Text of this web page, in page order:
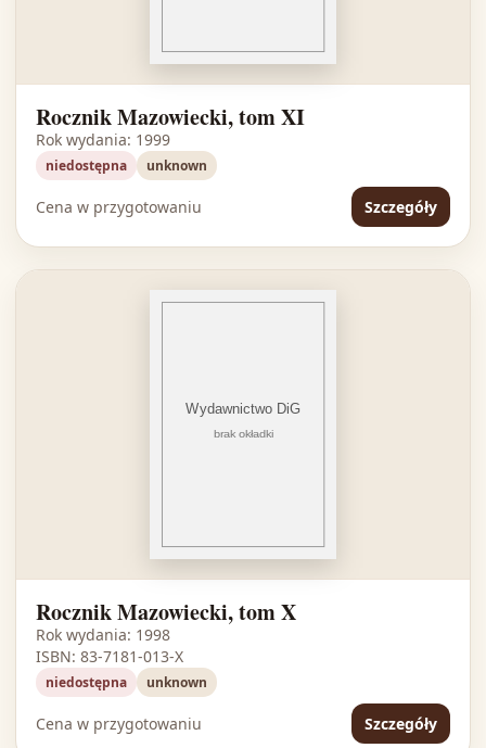
Rocznik Mazowiecki, tom XI
Rok wydania: 1999
niedostępna unknown
Cena w przygotowaniu Szczegóły
Rocznik Mazowiecki, tom X
Rok wydania: 1998
ISBN: 83-7181-013-X
niedostępna unknown
Cena w przygotowaniu Szczegóły